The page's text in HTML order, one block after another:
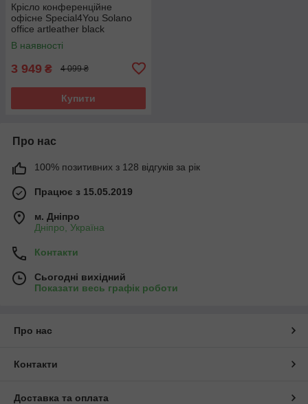
Крісло конференційне
офісне Special4You Solano
office artleather black
В наявності
3 949 ₴ 4 099 ₴
Купити
Про нас
100% позитивних з 128 відгуків за рік
Працює з 15.05.2019
м. Дніпро
Дніпро, Україна
Контакти
Сьогодні вихідний
Показати весь графік роботи
Про нас
Контакти
Доставка та оплата